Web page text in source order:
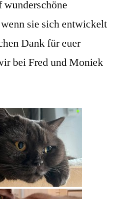
sie sich entwickelt
Dank für euer
bei Fred und Moniek